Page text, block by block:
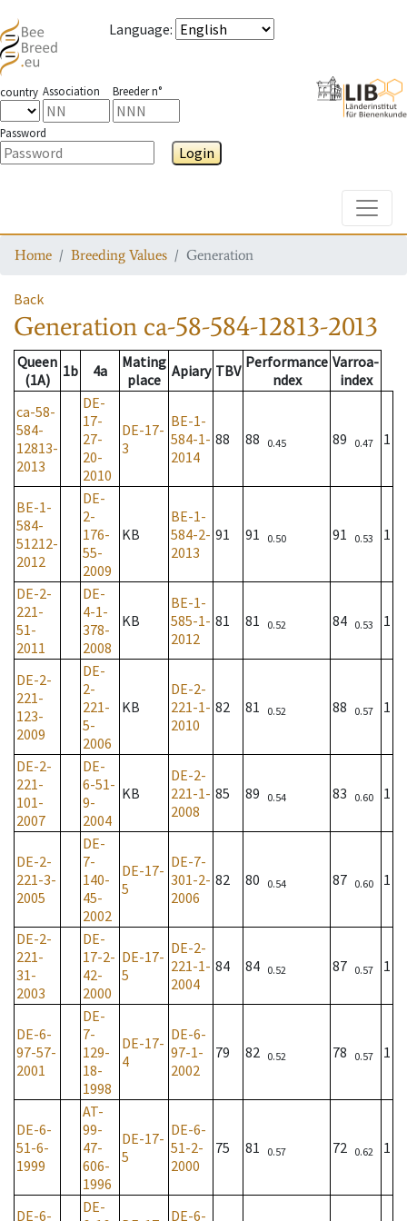
Language:
country Association Breeder n°
Password
Login
Home Breeding Values Generation
Back
Generation ca-58-584-12813-2013
Queen
(1A)
1b 4a
Mating
place Apiary TBV Performance
ndex
Varroa-
index
ca-58-
584-
12813-
2013
DE-
17-
27-
20-
2010
DE-17-
3
BE-1-
584-1-
2014
88 88 0.45 89 0.47 1
BE-1-
584-
51212-
2012
DE-
2-
176-
55-
2009
KB
BE-1-
584-2-
2013
91 91 0.50 91 0.53 1
DE-2-
221-
51-
2011
DE-
4-1-
378-
2008
KB
BE-1-
585-1-
2012
81 81 0.52 84 0.53 1
DE-2-
221-
123-
2009
DE-
2-
221-
5-
2006
KB
DE-2-
221-1-
2010
82 81 0.52 88 0.57 1
DE-2-
221-
101-
2007
DE-
6-51-
9-
2004
KB
DE-2-
221-1-
2008
85 89 0.54 83 0.60 1
DE-2-
221-3-
2005
DE-
7-
140-
45-
2002
DE-17-
5
DE-7-
301-2-
2006
82 80 0.54 87 0.60 1
DE-2-
221-
31-
2003
DE-
17-2-
42-
2000
DE-17-
5
DE-2-
221-1-
2004
84 84 0.52 87 0.57 1
DE-6-
97-57-
2001
DE-
7-
129-
18-
1998
DE-17-
4
DE-6-
97-1-
2002
79 82 0.52 78 0.57 1
DE-6-
51-6-
1999
AT-
99-
47-
606-
1996
DE-17-
5
DE-6-
51-2-
2000
75 81 0.57 72 0.62 1
DE-6-
DE-
DE-6-